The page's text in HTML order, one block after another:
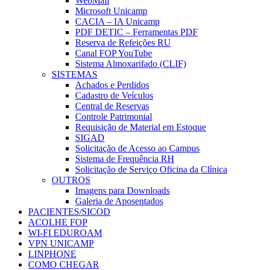
Microsoft Unicamp
CACIA – IA Unicamp
PDF DETIC – Ferramentas PDF
Reserva de Refeições RU
Canal FOP YouTube
Sistema Almoxarifado (CLIF)
SISTEMAS
Achados e Perdidos
Cadastro de Veículos
Central de Reservas
Controle Patrimonial
Requisição de Material em Estoque
SIGAD
Solicitação de Acesso ao Campus
Sistema de Frequência RH
Solicitação de Serviço Oficina da Clínica
OUTROS
Imagens para Downloads
Galeria de Aposentados
PACIENTES/SICOD
ACOLHE FOP
WI-FI EDUROAM
VPN UNICAMP
LINPHONE
COMO CHEGAR